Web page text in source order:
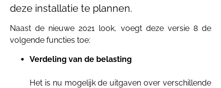
deze installatie te plannen.
Naast de nieuwe 2021 look, voegt deze versie 8 de
volgende functies toe:
Verdeling van de belasting
Het is nu mogelijk de uitgaven over verschillende